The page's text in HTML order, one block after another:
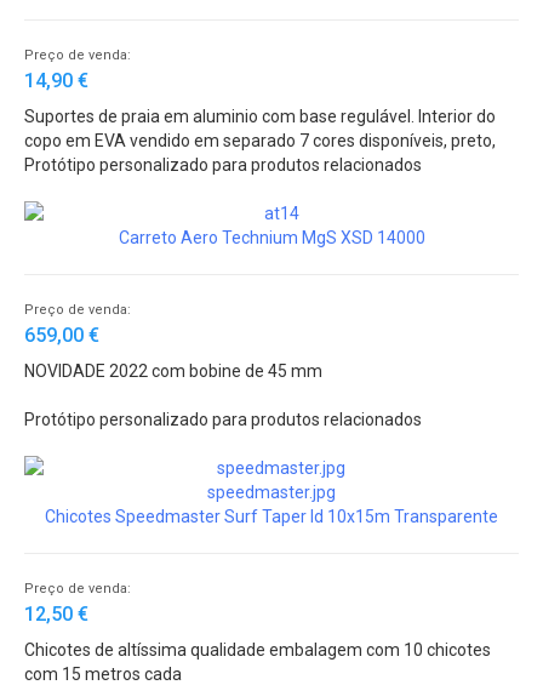
Preço de venda:
14,90 €
Suportes de praia em aluminio com base regulável. Interior do
copo em EVA vendido em separado 7 cores disponíveis, preto,
vermelho, verde, azul, amarelo, laranja e branco
Protótipo personalizado para produtos relacionados
Carreto Aero Technium MgS XSD 14000
Preço de venda:
659,00 €
NOVIDADE 2022 com bobine de 45 mm
Protótipo personalizado para produtos relacionados
speedmaster.jpg
Chicotes Speedmaster Surf Taper ld 10x15m Transparente
Preço de venda:
12,50 €
Chicotes de altíssima qualidade embalagem com 10 chicotes
com 15 metros cada